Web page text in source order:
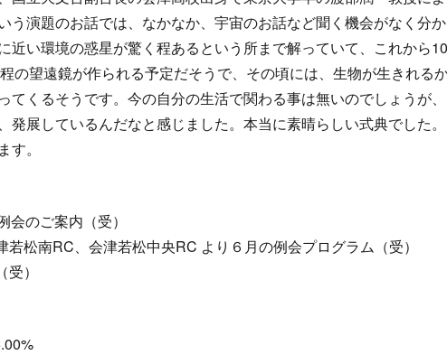
演題のお話では、なかなか、宇宙のお話など聞く機会がなく分か
近い環境の惑星が驚く程あるという所まで解っていて、これから10
の望遠鏡が作られる予定だそうで、その頃には、生物が生きれる
くるそうです。今の自分の生活で関わる事は無いのでしょうが、
展しているんだなと感じました。本当に素晴らしい式典でした。
。
のご案内（受）
松南RC、会津若松中央RC より６月の例会プログラム（受）
）